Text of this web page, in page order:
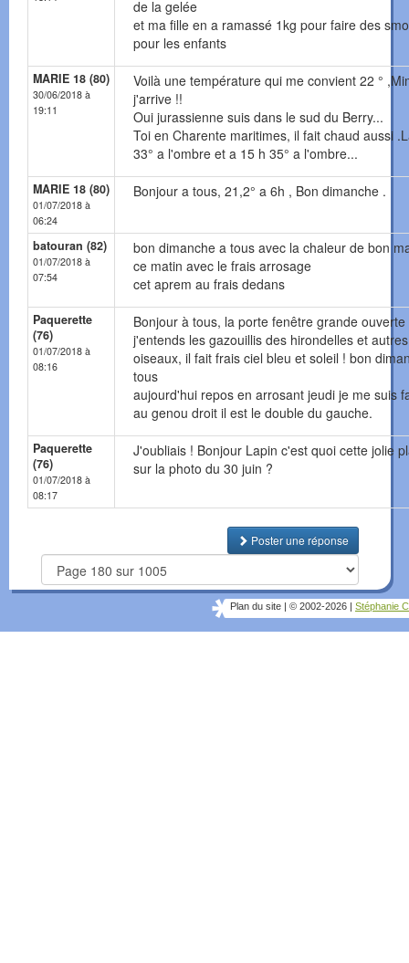
de la gelée
et ma fille en a ramassé 1kg pour faire des
pour les enfants
MARIE 18 (80)
30/06/2018 à
19:11
Voilà une température qui me convient 22 °
j'arrive !!
Oui jurassienne suis dans le sud du Berry...
Toi en Charente maritimes, il fait chaud aussi
33° a l'ombre et a 15 h 35° a l'ombre...
MARIE 18 (80)
01/07/2018 à
06:24
Bonjour a tous, 21,2° a 6h , Bon dimanche .
batouran (82)
01/07/2018 à
07:54
bon dimanche a tous avec la chaleur de bon
ce matin avec le frais arrosage
cet aprem au frais dedans
Paquerette
(76)
01/07/2018 à
08:16
Bonjour à tous, la porte fenêtre grande ouverte
j'entends les gazouillis des hirondelles et autres
oiseaux, il fait frais ciel bleu et soleil ! bon
tous
aujourd'hui repos en arrosant jeudi je me suis
au genou droit il est le double du gauche.
Paquerette
(76)
01/07/2018 à
08:17
J'oubliais ! Bonjour Lapin c'est quoi cette jolie
sur la photo du 30 juin ?
Poster une réponse
Plan du site © 2002-2026 Stéphanie C